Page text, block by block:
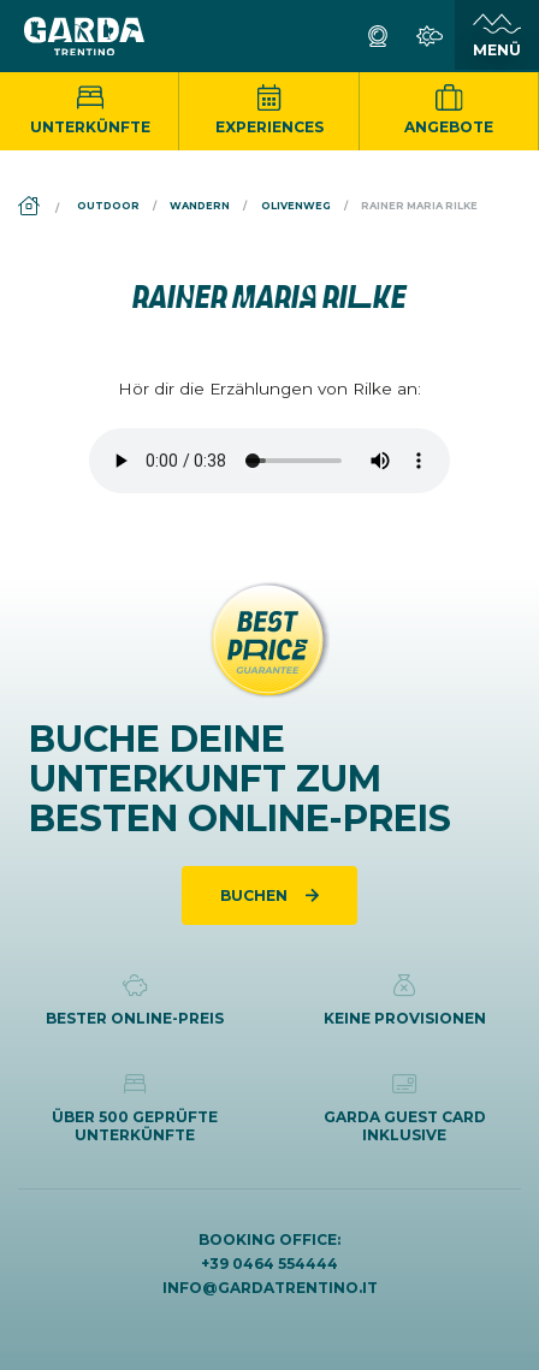
UNTERKÜNFTE EXPERIENCES ANGEBOTE
DS_BREADCRUMB.HOME
OUTDOOR WANDERN OLIVENWEG RAINER MARIA RILKE
RAINER MARIA RILKE
Hör dir die Erzählungen von Rilke an:
BUCHE DEINE
UNTERKUNFT ZUM
BESTEN ONLINE-PREIS
BUCHEN
BESTER ONLINE-PREIS KEINE PROVISIONEN
ÜBER 500 GEPRÜFTE
UNTERKÜNFTE
GARDA GUEST CARD
INKLUSIVE
BOOKING OFFICE:
+39 0464 554444
INFO@GARDATRENTINO.IT